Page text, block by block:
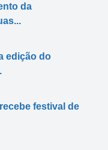
da
edição do
festival de